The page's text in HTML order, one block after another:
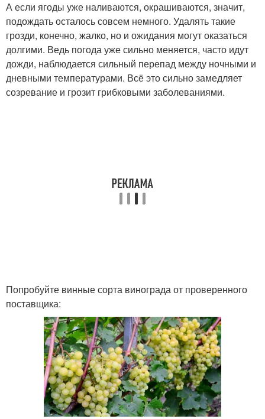
А если ягоды уже наливаются, окрашиваются, значит,
подождать осталось совсем немного. Удалять такие
грозди, конечно, жалко, но и ожидания могут оказаться
долгими. Ведь погода уже сильно меняется, часто идут
дожди, наблюдается сильный перепад между ночными и
дневными температурами. Всё это сильно замедляет
созревание и грозит грибковыми заболеваниями.
Попробуйте винные сорта винограда от проверенного
поставщика: